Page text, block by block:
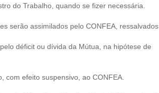
do Trabalho, quando se fizer necessária.
serão assimilados pelo CONFEA, ressalvados
déficit ou dívida da Mútua, na hipótese de
efeito suspensivo, ao CONFEA.